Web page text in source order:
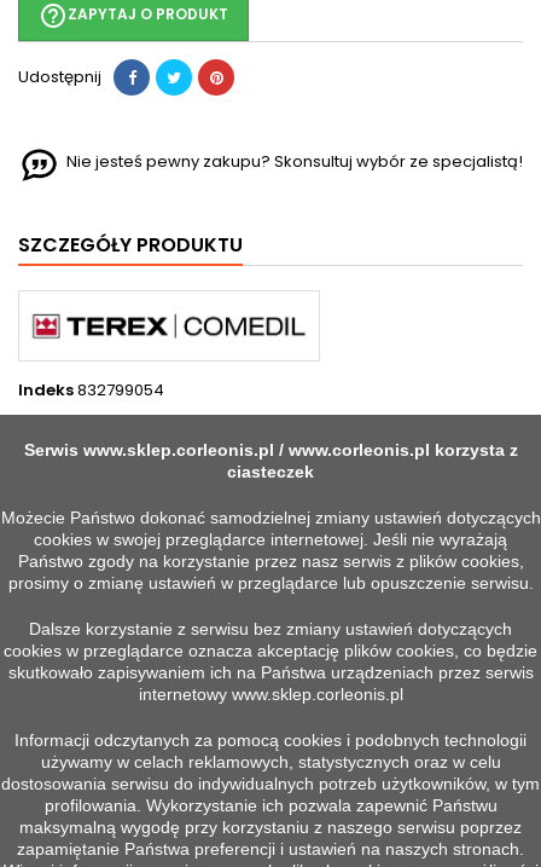
help_outlineZAPYTAJ O PRODUKT
Udostępnij
Nie jesteś pewny zakupu? Skonsultuj wybór ze specjalistą!
SZCZEGÓŁY PRODUKTU
Indeks832799054
4 INNYCH PRODUKTÓW W TEJ SAMEJ KATEGORII:
>
Szybki podgląd
MOSTEK PROSTOWNICZY
36MB80A 35A 800V
Więcej
Szybki podgląd
FALOWNIK OBROTU
590P0110 + DCDR7_06
Więcej
Serwis www.sklep.corleonis.pl / www.corleonis.pl korzysta z
ciasteczek
Możecie Państwo dokonać samodzielnej zmiany ustawień dotyczących
cookies w swojej przeglądarce internetowej. Jeśli nie wyrażają
Państwo zgody na korzystanie przez nasz serwis z plików cookies,
prosimy o zmianę ustawień w przeglądarce lub opuszczenie serwisu.
Dalsze korzystanie z serwisu bez zmiany ustawień dotyczących
cookies w przeglądarce oznacza akceptację plików cookies, co będzie
skutkowało zapisywaniem ich na Państwa urządzeniach przez serwis
internetowy www.sklep.corleonis.pl
Informacji odczytanych za pomocą cookies i podobnych technologii
używamy w celach reklamowych, statystycznych oraz w celu
dostosowania serwisu do indywidualnych potrzeb użytkowników, w tym
profilowania. Wykorzystanie ich pozwala zapewnić Państwu
maksymalną wygodę przy korzystaniu z naszego serwisu poprzez
zapamiętanie Państwa preferencji i ustawień na naszych stronach.